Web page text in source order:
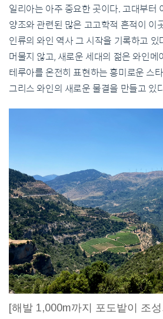
일리아는 아주 중요한 곳이다. 고대부터
양조와 관련된 많은 고고학적 흔적이 이
인류의 와인 역사 그 시작을 기록하고 있
머물지 않고, 새로운 세대의 젊은 와인
테루아를 온전히 표현하는 흥미로운 스
그리스 와인의 새로운 물결을 만들고 있
[해발 1,000m까지 포도밭이 조